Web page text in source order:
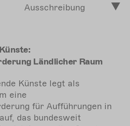
Ausschreibung
Ländlicher Raum
Künste legt als
eine
für Aufführungen in
das bundesweit